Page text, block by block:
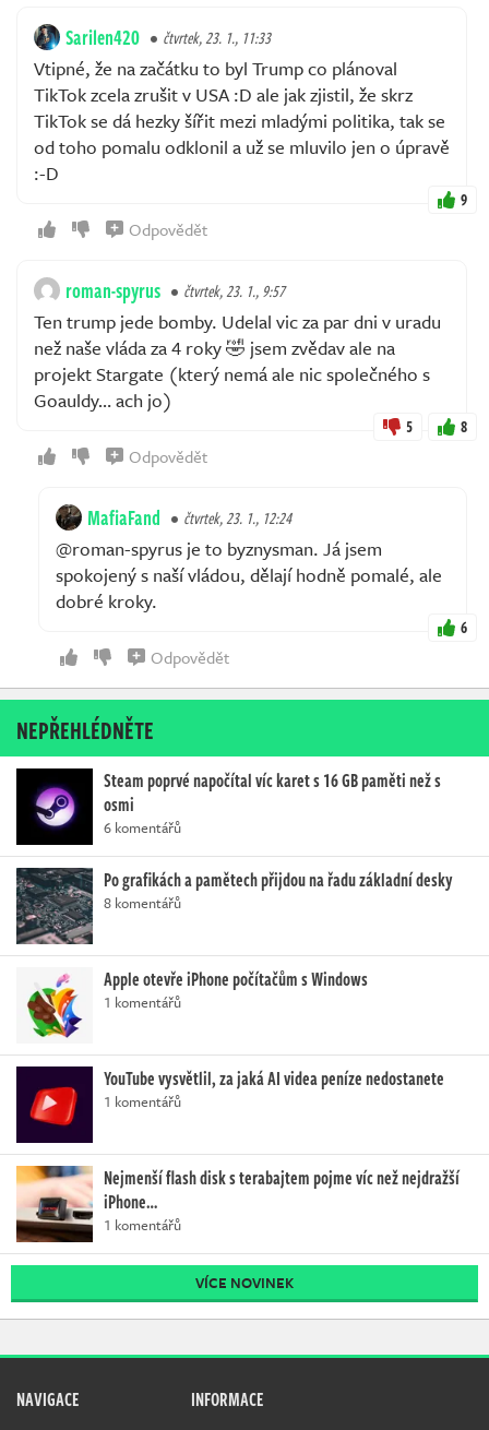
Sarilen420 čtvrtek, 23. 1., 11:33
Vtipné, že na začátku to byl Trump co plánoval
TikTok zcela zrušit v USA :D ale jak zjistil, že skrz
TikTok se dá hezky šířit mezi mladými politika, tak se
od toho pomalu odklonil a už se mluvilo jen o úpravě
:-D
9
Odpovědět
roman-spyrus čtvrtek, 23. 1., 9:57
Ten trump jede bomby. Udelal vic za par dni v uradu
než naše vláda za 4 roky 🤣 jsem zvědav ale na
projekt Stargate (který nemá ale nic společného s
Goauldy… ach jo)
5 8
Odpovědět
MafiaFand čtvrtek, 23. 1., 12:24
@roman-spyrus je to byznysman. Já jsem
spokojený s naší vládou, dělají hodně pomalé, ale
dobré kroky.
6
Odpovědět
NEPŘEHLÉDNĚTE
Steam poprvé napočítal víc karet s 16 GB paměti než s
osmi
6 komentářů
Po grafikách a pamětech přijdou na řadu základní desky
8 komentářů
Apple otevře iPhone počítačům s Windows
1 komentářů
YouTube vysvětlil, za jaká AI videa peníze nedostanete
1 komentářů
Nejmenší flash disk s terabajtem pojme víc než nejdražší
iPhone…
1 komentářů
VÍCE NOVINEK
NAVIGACE INFORMACE